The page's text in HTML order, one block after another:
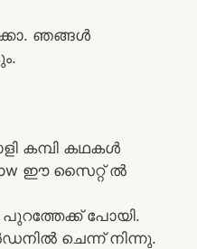
ഞങ്ങൾ
കമ്പി കഥകൾ
ഈ സൈറ്റ് ൽ
പോയി.
ചെന്ന് നിന്നു.